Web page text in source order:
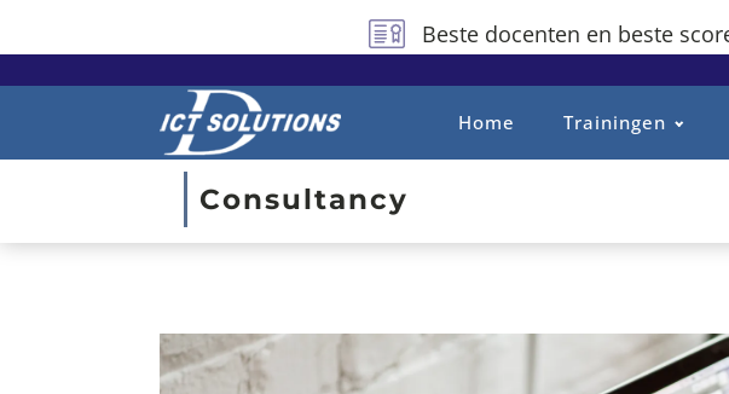
Beste docenten en beste
Home Trainingen
Consultancy